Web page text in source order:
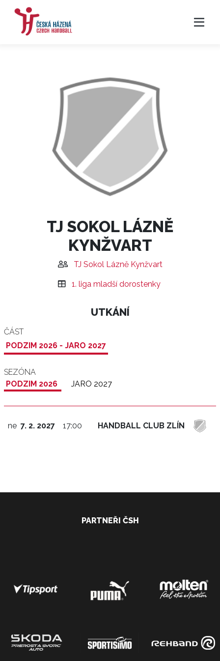
TJ SOKOL LÁZNĚ
KYNŽVART
TJ Sokol Lázně Kynžvart
1. liga mladší dorostenky
UTKÁNÍ
ČÁST
PODZIM 2026 - JARO 2027
SEZÓNA
PODZIM 2026
JARO 2027
ne 7. 2. 2027 17:00 HANDBALL CLUB ZLÍN
PARTNEŘI ČSH